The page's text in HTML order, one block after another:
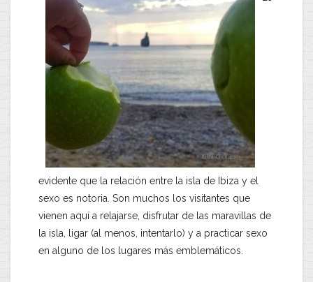
evidente que la relación entre la isla de Ibiza y el
sexo es notoria. Son muchos los visitantes que
vienen aquí a relajarse, disfrutar de las maravillas de
la isla, ligar (al menos, intentarlo) y a practicar sexo
en alguno de los lugares más emblemáticos.